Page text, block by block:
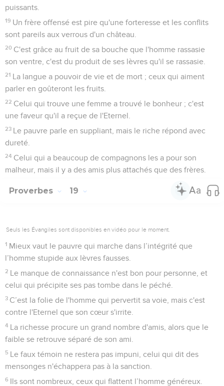
puissants.
19 Un frère offensé est pire qu'une forteresse et les conflits
sont pareils aux verrous d'un château.
20 C'est grâce au fruit de sa bouche que l'homme rassasie
son ventre, c'est du produit de ses lèvres qu'il se rassasie.
21 La langue a pouvoir de vie et de mort ; ceux qui aiment
parler en goûteront les fruits.
22 Celui qui trouve une femme a trouvé le bonheur ; c'est
une faveur qu'il a reçue de l'Eternel.
23 Le pauvre parle en suppliant, mais le riche répond avec
dureté.
24 Celui qui a beaucoup de compagnons les a pour son
malheur, mais il y a des amis plus attachés que des frères.
Proverbes 19
Seuls les Évangiles sont disponibles en vidéo pour le moment.
1 Mieux vaut le pauvre qui marche dans l’intégrité que
l’homme stupide aux lèvres fausses.
2 Le manque de connaissance n'est bon pour personne, et
celui qui précipite ses pas tombe dans le péché.
3 C’est la folie de l'homme qui pervertit sa voie, mais c'est
contre l'Eternel que son cœur s'irrite.
4 La richesse procure un grand nombre d'amis, alors que le
faible se retrouve séparé de son ami.
5 Le faux témoin ne restera pas impuni, celui qui dit des
mensonges n'échappera pas à la sanction.
6 Ils sont nombreux, ceux qui flattent l’homme généreux.